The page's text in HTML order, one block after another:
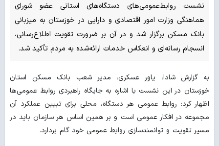
نشست روابط‌عمومی‌های دستگاه‌های استانی عضو شورای
هماهنگی وزارت امور اقتصادی و دارایی در خوزستان به میزبانی
بانک مسکن برگزار شد و در آن بر ضرورت تقویت اطلاع‌رسانی،
انسجام رسانه‌ای و انعکاس خدمات ارائه‌شده به مردم تأکید شد.
به گزارش شادا، یاور عسکری، مدیر شعب بانک مسکن استان
خوزستان در این نشست با اشاره به جایگاه راهبردی روابط عمومی‌ها
اظهار کرد: روابط عمومی هر دستگاه، محلی برای تبیین عملکرد آن
مجموعه در افکار عمومی است و بر همین اساس هر سازمان باید در
مسیر تقویت و توانمندسازی روابط عمومی خود گام بردارد.